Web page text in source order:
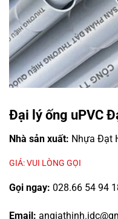
Đại lý ống uPVC
Nhà sản xuất: Nhựa Đạt
GIÁ: VUI LÒNG GỌI
Gọi ngay: 028.66 54 94
Email: